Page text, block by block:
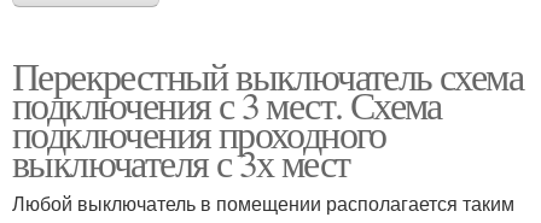
Перекрестный выключатель схема
подключения с 3 мест. Схема
подключения проходного
выключателя с 3х мест
Любой выключатель в помещении располагается таким